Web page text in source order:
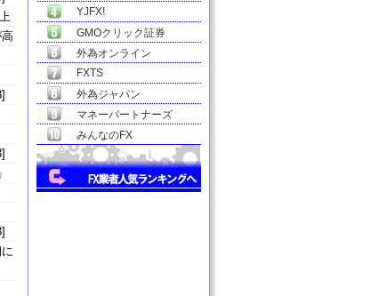
YJFX!
GMOクリック証券
外為オンライン
FXTS
外為ジャパン
マネーパートナーズ
みんなのFX